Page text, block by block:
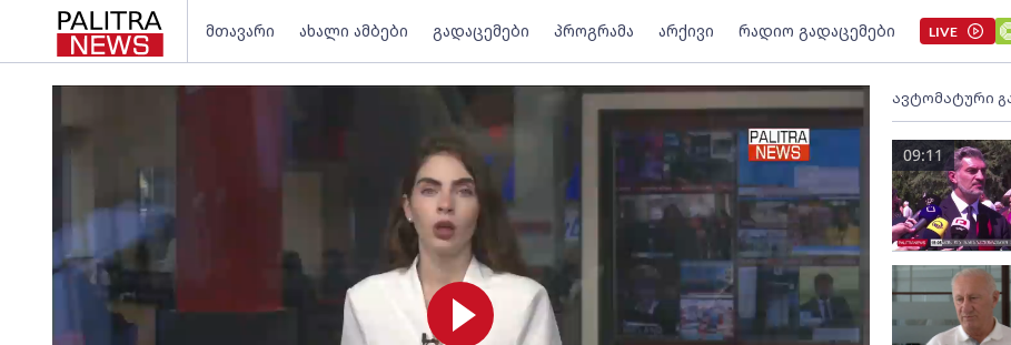
მთავარი ახალი ამბები გადაცემები პროგრამა არქივი რადიო გადაცემები LIVE
ავტომატური
09:11